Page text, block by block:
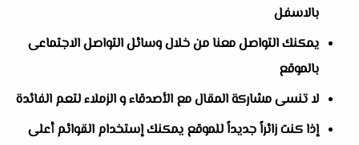
بالاسفل
يمكنك التواصل معنا من خلال وسائل التواصل الاجتماعى
بالموقع
لا تنسى مشاركة المقال مع الأصدقاء و الزملاء لتعم الفائدة
إذا كنت زائراً جديداً للموقع يمكنك إستخدام القوائم أعلى